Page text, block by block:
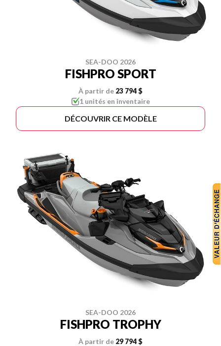
SEA-DOO 2026
FISHPRO SPORT
À partir de 23 794 $
1 unités en inventaire
DÉCOUVRIR CE MODÈLE
SEA-DOO 2026
FISHPRO TROPHY
À partir de 29 794 $